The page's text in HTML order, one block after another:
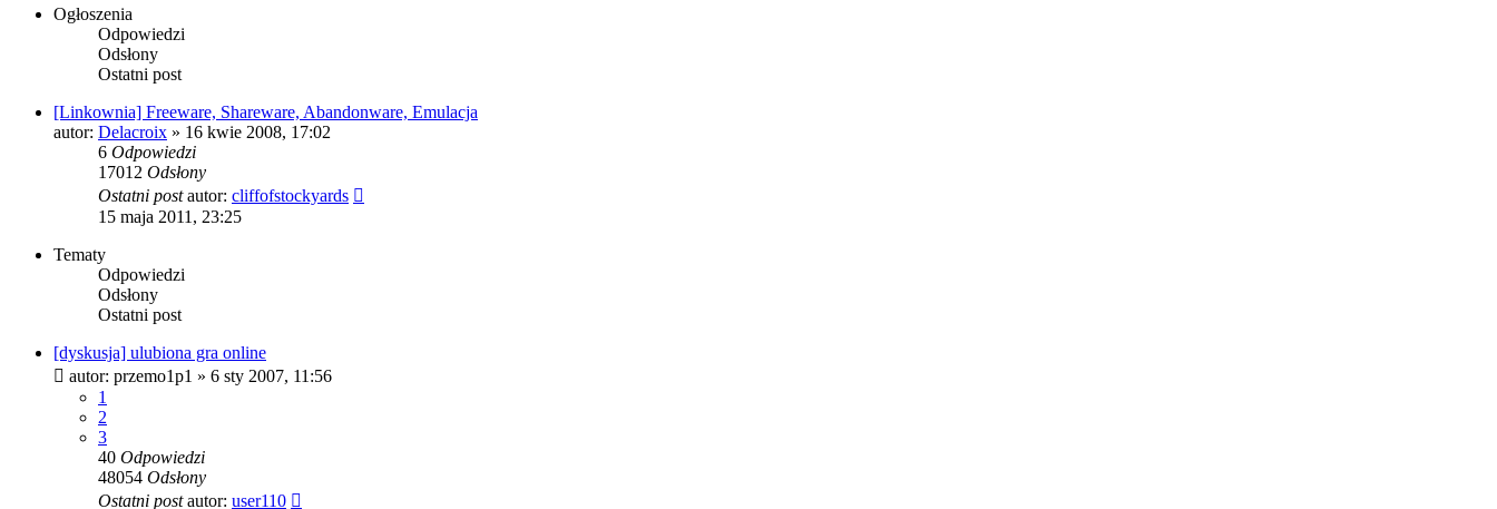
Ogłoszenia
Odpowiedzi
Odsłony
Ostatni post
[Linkownia] Freeware, Shareware, Abandonware, Emulacja
autor: Delacroix » 16 kwie 2008, 17:02
6 Odpowiedzi
17012 Odsłony
Ostatni postautor: cliffofstockyards
15 maja 2011, 23:25
Tematy
Odpowiedzi
Odsłony
Ostatni post
[dyskusja] ulubiona gra online
autor: przemo1p1 » 6 sty 2007, 11:56
1
2
3
40 Odpowiedzi
48054 Odsłony
Ostatni postautor: user110